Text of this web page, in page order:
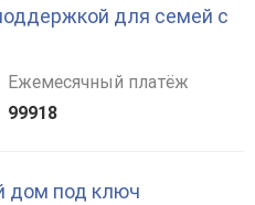
для семей с
Ежемесячный платёж
99918
дом под ключ